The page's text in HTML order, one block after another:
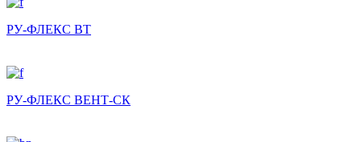
РУ-ФЛЕКС ВТ
РУ-ФЛЕКС ВЕНТ-СК